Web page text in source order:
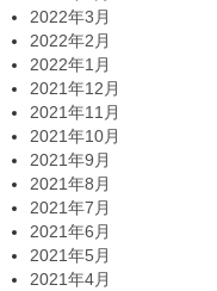
2022年3月
2022年2月
2022年1月
2021年12月
2021年11月
2021年10月
2021年9月
2021年8月
2021年7月
2021年6月
2021年5月
2021年4月